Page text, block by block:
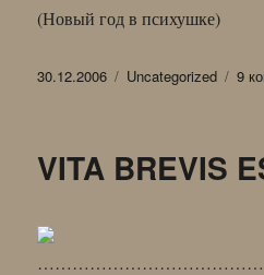
(Новый год в психушке)
Опубликовано
30.12.2006 Рубрики
Uncategorized 9
VITA BREVIS